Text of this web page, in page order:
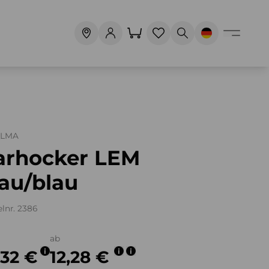
LEM
blau
2386
€
ab
12,28 €